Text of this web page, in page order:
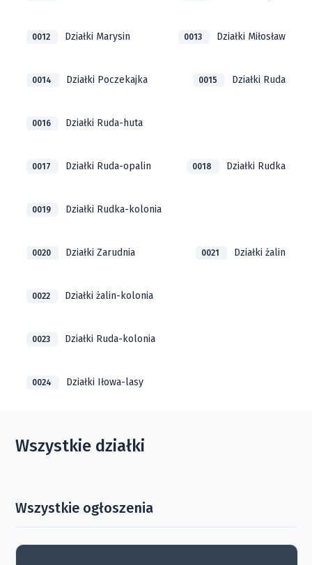
0012 Działki Marysin 0013 Działki Miłosław
0014 Działki Poczekajka 0015 Działki Ruda
0016 Działki Ruda-huta
0017 Działki Ruda-opalin 0018 Działki Rudka
0019 Działki Rudka-kolonia
0020 Działki Zarudnia 0021 Działki żalin
0022 Działki żalin-kolonia
0023 Działki Ruda-kolonia
0024 Działki Iłowa-lasy
Wszystkie działki
Wszystkie ogłoszenia